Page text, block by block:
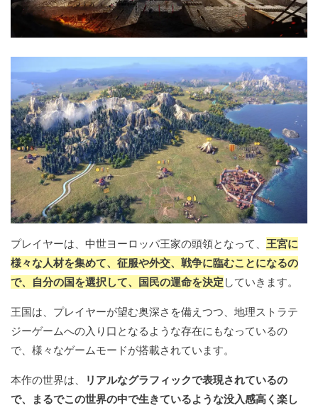
プレイヤーは、中世ヨーロッパ王家の頭領となって、 王宮に
様々な人材を集めて、征服や外交、戦争に臨むことになるの
で、自分の国を選択して、国民の運命を決定 していきます。
王国は、プレイヤーが望む奥深さを備えつつ、地理ストラテ
ジーゲームへの入り口となるような存在にもなっているの
で、様々なゲームモードが搭載されています。
本作の世界は、
リアルなグラフィックで表現されているの
で、まるでこの世界の中で生きているような没入感高く楽し